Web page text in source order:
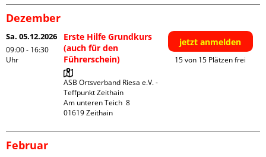
Dezember
Sa. 05.12.2026
09:00 - 16:30
Uhr
Erste Hilfe Grundkurs
(auch für den
Führerschein)
ASB Ortsverband Riesa e.V. -
Teffpunkt Zeithain
Am unteren Teich  8
jetzt anmelden
15 von 15 Plätzen frei
Februar